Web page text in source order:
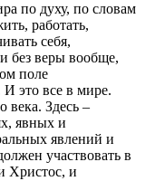
по духу, по словам
работать,
себя,
без веры вообще,
поле
И это все в мире.
века. Здесь –
явных и
явлений и
участвовать в
Христос, и